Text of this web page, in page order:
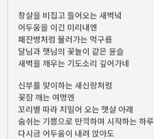
창살을 비집고 들어오는 새벽녘
어두움을 이긴 미리내엔
패잔병처럼 물러가는 먹구름
달님과 햇님의 꽃놀이 같은 윤슬
새벽을 깨우는 기도소리 깊어가네
신부를 맞이하는 새신랑처럼
꽃잠 깨는 여명엔
꼬리별 따라 치밀어 오는 햇살 아래
숨쉬는 기쁨으로 만끽하며 시작하는 하루
다시금 어두움이 내려 앉아도